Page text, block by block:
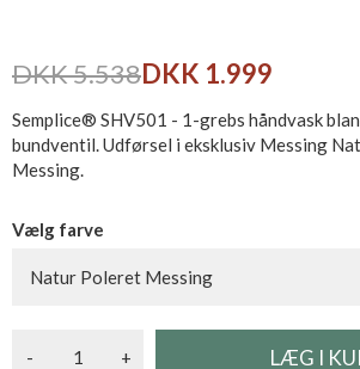
DKK 5.538DKK 1.999
Semplice® SHV501 - 1-grebs håndvask
bundventil. Udførsel i eksklusiv Messing
Messing.
Vælg farve
Natur Poleret Messing
- +